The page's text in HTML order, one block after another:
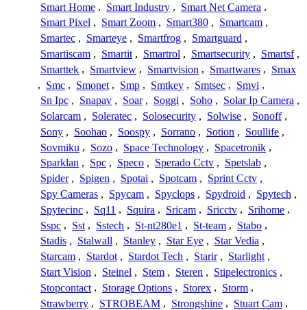
Smart Home , Smart Industry , Smart Net Camera ,
Smart Pixel , Smart Zoom , Smart380 , Smartcam ,
Smartec , Smarteye , Smartfrog , Smartguard ,
Smartiscam , Smartit , Smartrol , Smartsecurity , Smartsf ,
Smarttek , Smartview , Smartvision , Smartwares , Smax
, Smc , Smonet , Smp , Smtkey , Smtsec , Smvi ,
Sn Ipc , Snapav , Soar , Soggi , Soho , Solar Ip Camera ,
Solarcam , Soleratec , Solosecurity , Solwise , Sonoff ,
Sony , Soohao , Soospy , Sorrano , Sotion , Soullife ,
Sovmiku , Sozo , Space Technology , Spacetronik ,
Sparklan , Spc , Speco , Sperado Cctv , Spetslab ,
Spider , Spigen , Spotai , Spotcam , Sprint Cctv ,
Spy Cameras , Spycam , Spyclops , Spydroid , Spytech ,
Spytecinc , Sq11 , Squira , Sricam , Sricctv , Srihome ,
Sspc , Sst , Sstech , St-nt280e1 , St-team , Stabo ,
Stadis , Stalwall , Stanley , Star Eye , Star Vedia ,
Starcam , Stardot , Stardot Tech , Starir , Starlight ,
Start Vision , Steinel , Stem , Steren , Stipelectronics ,
Stopcontact , Storage Options , Storex , Storm ,
Strawberry , STROBEAM , Strongshine , Stuart Cam ,